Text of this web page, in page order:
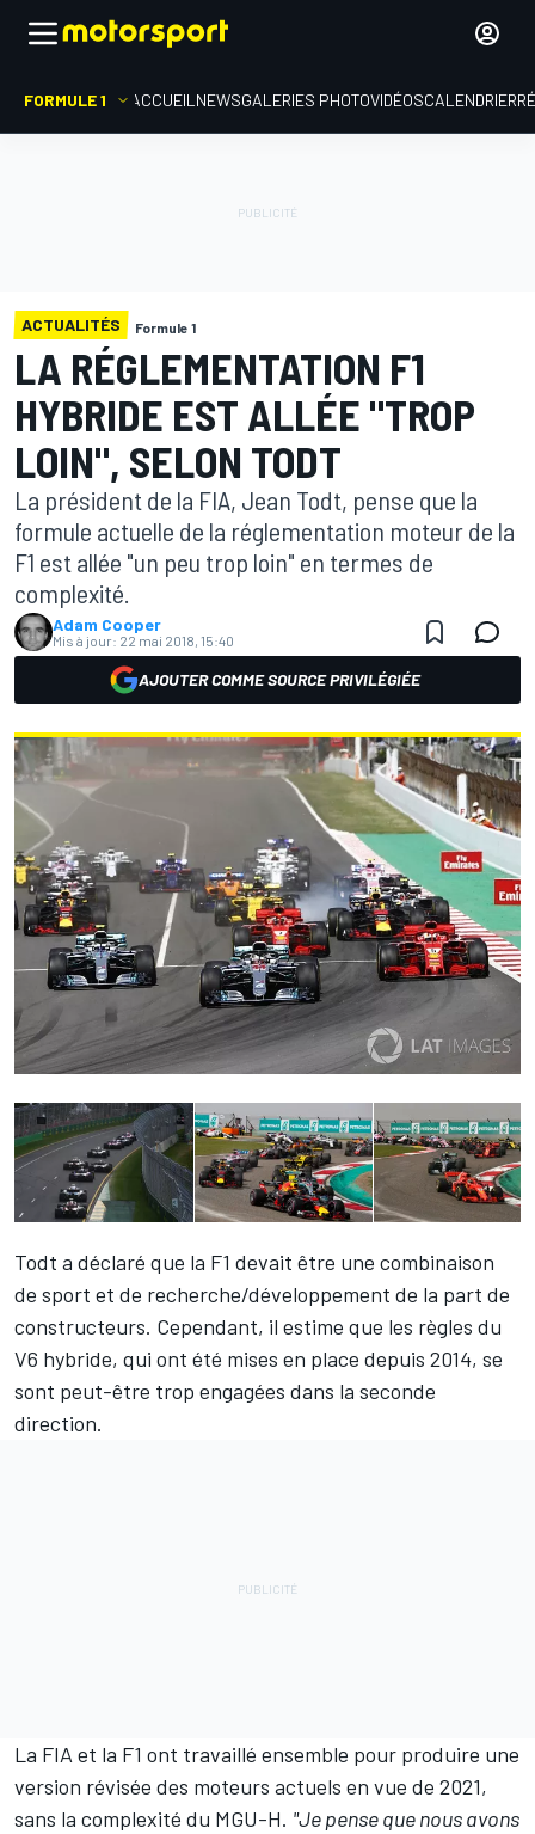
FORMULE 1 ACCUEIL NEWSGALERIES PHOTOVIDÉOSCALENDRIER
ACTUALITÉS Formule 1
LA RÉGLEMENTATION F1
HYBRIDE EST ALLÉE "TROP
LOIN", SELON TODT
La président de la FIA, Jean Todt, pense que la
formule actuelle de la réglementation moteur de la
F1 est allée "un peu trop loin" en termes de
complexité.
Adam Cooper
Mis à jour: 22 mai 2018, 15:40
AJOUTER COMME SOURCE PRIVILÉGIÉE
Todt a déclaré que la F1 devait être une combinaison
de sport et de recherche/développement de la part de
constructeurs. Cependant, il estime que les règles du
V6 hybride, qui ont été mises en place depuis 2014, se
sont peut-être trop engagées dans la seconde
direction.
La FIA et la F1 ont travaillé ensemble pour produire une
version révisée des moteurs actuels en vue de 2021,
sans la complexité du MGU-H. "Je pense que nous avons